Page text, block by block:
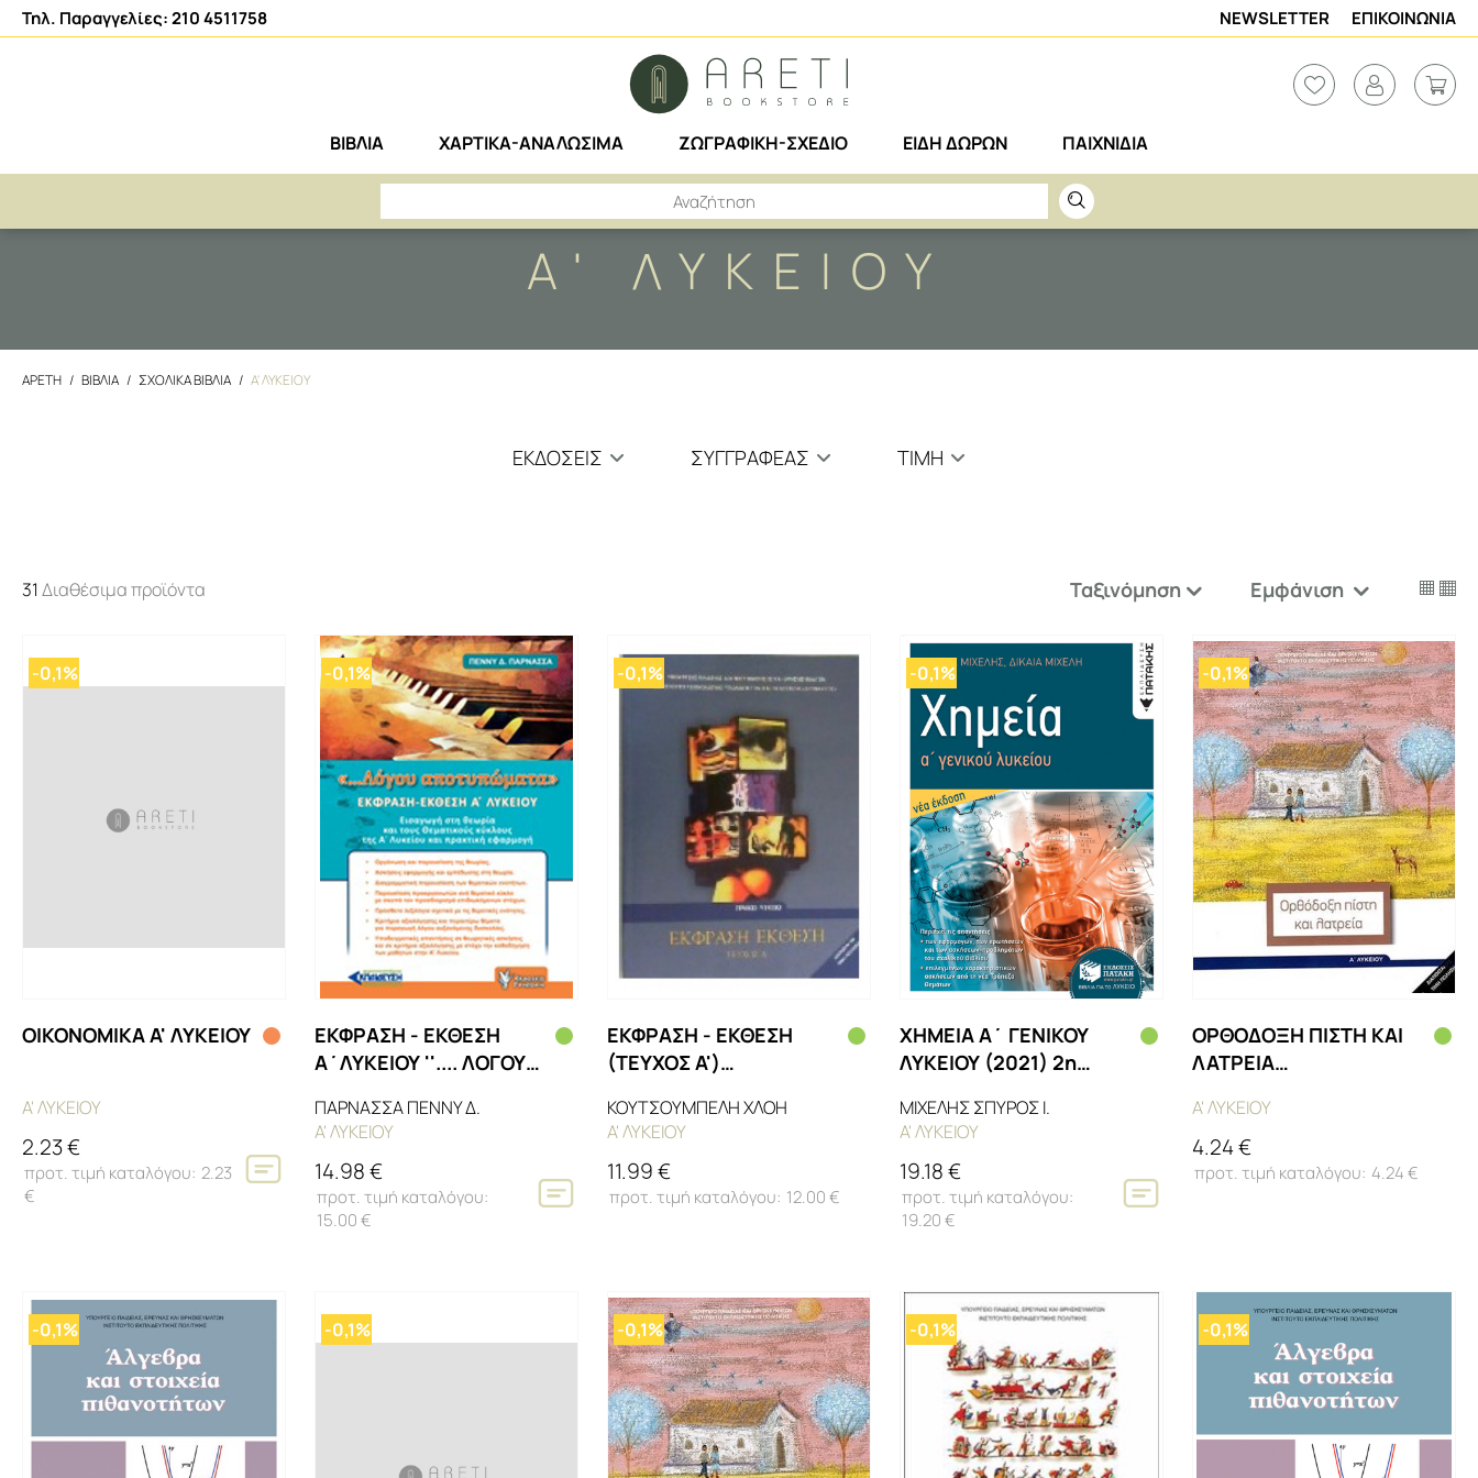
Τηλ. Παραγγελίες: 210 4511758 NEWSLETTER ΕΠΙΚΟΙΝΩΝΙΑ
ΒΙΒΛΙΑ ΧΑΡΤΙΚΑ-ΑΝΑΛΩΣΙΜΑ ΖΩΓΡΑΦΙΚΗ-ΣΧΕΔΙΟ ΕΙΔΗ ΔΩΡΩΝ ΠΑΙΧΝΙΔΙΑ
Α' ΛΥΚΕΙΟΥ
ΑΡΕΤΗ ΒΙΒΛΙΑ ΣΧΟΛΙΚΑ ΒΙΒΛΙΑ Α' ΛΥΚΕΙΟΥ
ΕΚΔΌΣΕΙΣ ΣΥΓΓΡΑΦΈΑΣ ΤΙΜΗ
31 Διαθέσιμα προϊόντα Ταξινόμηση Εμφάνιση  
-0,1%
ΟΙΚΟΝΟΜΙΚΑ Α' ΛΥΚΕΙΟΥ
Α' ΛΥΚΕΙΟΥ
2.23 €
2.23
€
-0,1%
ΕΚΦΡΑΣΗ - ΕΚΘΕΣΗ
Α΄ΛΥΚΕΙΟΥ ''.... ΛΟΓΟΥ
ΠΑΡΝΑΣΣΑ ΠΕΝΝΥ Δ.
Α' ΛΥΚΕΙΟΥ
14.98 €
15.00 €
-0,1%
ΕΚΦΡΑΣΗ - ΕΚΘΕΣΗ
(ΤΕΥΧΟΣ Α')
ΕΣΠ))
ΚΟΥΤΣΟΥΜΠΕΛΗ ΧΛΟΗ
Α' ΛΥΚΕΙΟΥ
11.99 €
12.00 €
-0,1%
ΧΗΜΕΙΑ Α΄ ΓΕΝΙΚΟΥ
ΛΥΚΕΙΟΥ (2021) 2η
ΜΙΧΕΛΗΣ ΣΠΥΡΟΣ Ι.
Α' ΛΥΚΕΙΟΥ
19.18 €
19.20 €
-0,1%
ΟΡΘΟΔΟΞΗ ΠΙΣΤΗ ΚΑΙ
ΛΑΤΡΕΙΑ
ΕΣΠ))
Α' ΛΥΚΕΙΟΥ
4.24 €
4.24 €
-0,1% -0,1% -0,1% -0,1% -0,1%